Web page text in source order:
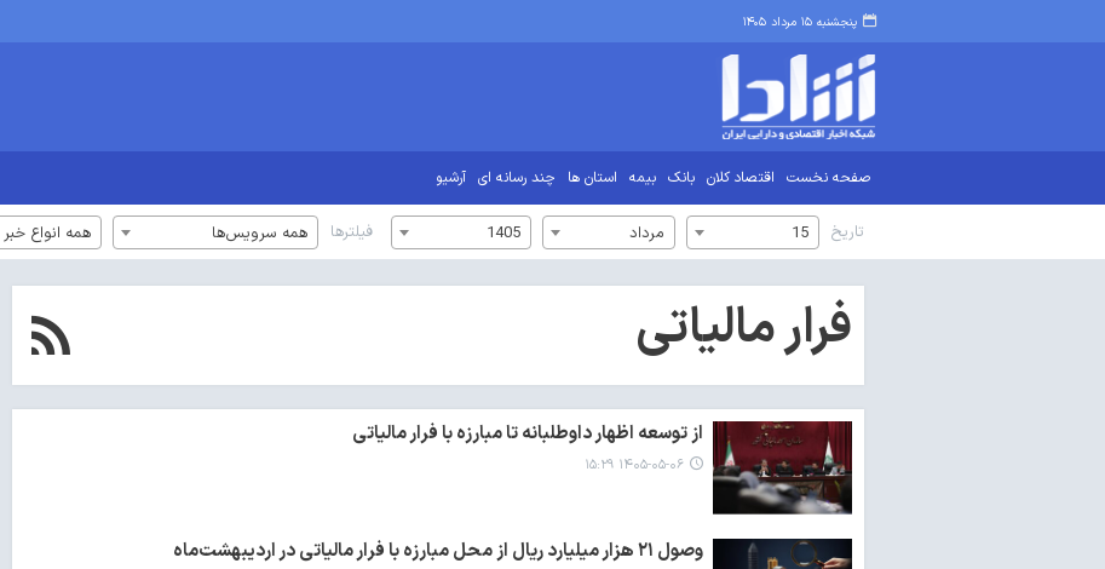
پنجشنبه ۱۵ مرداد ۱۴۰۵
صفحه نخست اقتصاد کلان بانک بیمه استان ها چند رسانه ای آرشیو
تاریخ 15 مرداد 1405 فیلترها همه سرویس‌ها همه انواع خبر
فرار مالیاتی
از توسعه اظهار داوطلبانه تا مبارزه با فرار مالیاتی
۱۴۰۵-۰۵-۰۶ ۱۵:۲۹
وصول ۲۱ هزار میلیارد ریال از محل مبارزه با فرار مالیاتی در اردیبهشت‌ماه